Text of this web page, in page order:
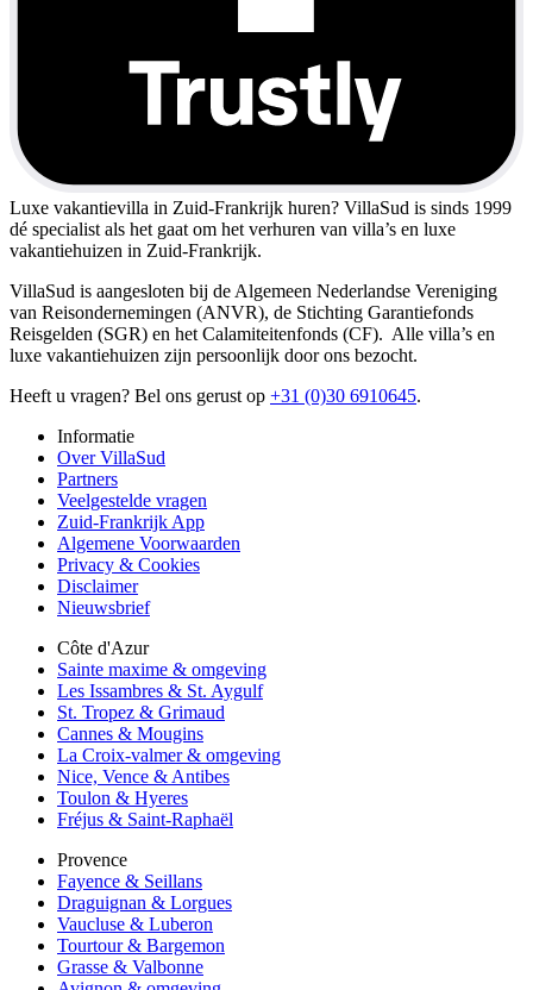
Luxe vakantievilla in Zuid-Frankrijk huren? VillaSud is sinds 1999
dé specialist als het gaat om het verhuren van villa’s en luxe
vakantiehuizen in Zuid-Frankrijk.
VillaSud is aangesloten bij de Algemeen Nederlandse Vereniging
van Reisondernemingen (ANVR), de Stichting Garantiefonds
Reisgelden (SGR) en het Calamiteitenfonds (CF). Alle villa’s en
luxe vakantiehuizen zijn persoonlijk door ons bezocht.
Heeft u vragen? Bel ons gerust op +31 (0)30 6910645.
Informatie
Over VillaSud
Partners
Veelgestelde vragen
Zuid-Frankrijk App
Algemene Voorwaarden
Privacy & Cookies
Disclaimer
Nieuwsbrief
Côte d'Azur
Sainte maxime & omgeving
Les Issambres & St. Aygulf
St. Tropez & Grimaud
Cannes & Mougins
La Croix-valmer & omgeving
Nice, Vence & Antibes
Toulon & Hyeres
Fréjus & Saint-Raphaël
Provence
Fayence & Seillans
Draguignan & Lorgues
Vaucluse & Luberon
Tourtour & Bargemon
Grasse & Valbonne